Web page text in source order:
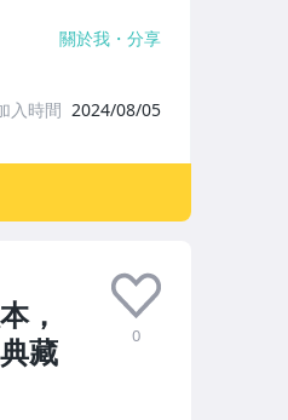
，
藏
0
關於我 分享
入時間 2024/08/05